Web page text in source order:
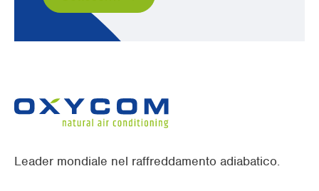
Leader mondiale nel raffreddamento adiabatico.